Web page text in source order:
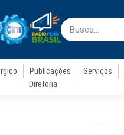
Publicações Serviços
Diretoria